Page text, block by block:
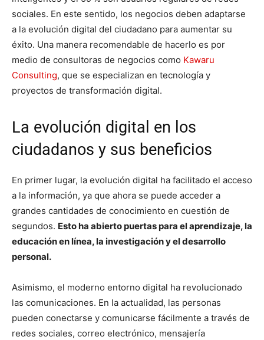
sociales. En este sentido, los negocios deben adaptarse
a la evolución digital del ciudadano para aumentar su
éxito. Una manera recomendable de hacerlo es por
medio de consultoras de negocios como Kawaru
Consulting, que se especializan en tecnología y
proyectos de transformación digital.
La evolución digital en los
ciudadanos y sus beneficios
En primer lugar, la evolución digital ha facilitado el acceso
a la información, ya que ahora se puede acceder a
grandes cantidades de conocimiento en cuestión de
segundos. Esto ha abierto puertas para el aprendizaje, la
educación en línea, la investigación y el desarrollo
personal.
Asimismo, el moderno entorno digital ha revolucionado
las comunicaciones. En la actualidad, las personas
pueden conectarse y comunicarse fácilmente a través de
redes sociales, correo electrónico, mensajería